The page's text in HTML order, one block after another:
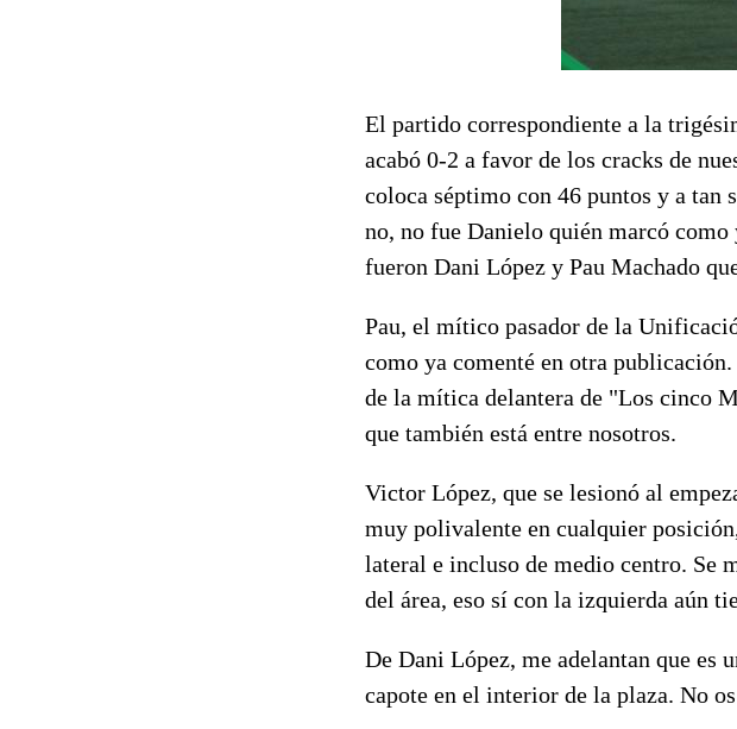
El partido correspondiente a la
acabó 0-2 a favor de los cracks de
coloca séptimo con 46 puntos y a
no, no fue Danielo quién marcó
fueron Dani López y Pau Machado
Pau, el mítico pasador de la
como ya comenté en otra
de la mítica delantera de "Los cinco
que también está entre nosotros.
Victor López, que se lesionó al
muy polivalente en cualquier
lateral e incluso de medio centro. Se
del área, eso sí con la izquierda aún
De Dani López, me adelantan que es
capote en el interior de la plaza. No